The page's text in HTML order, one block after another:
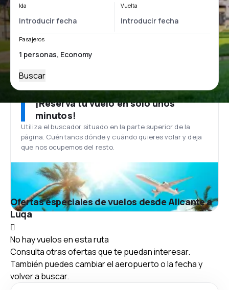
Ida Vuelta
Pasajeros
Buscar
¡Reserva tu vuelo en solo unos
minutos!
Utiliza el buscador situado en la parte superior de la
página. Cuéntanos dónde y cuándo quieres volar y deja
que nos ocupemos del resto.
Ofertas especiales de vuelos desde Alicante a
Luqa
No hay vuelos en esta ruta
Consulta otras ofertas que te puedan interesar.
También puedes cambiar el aeropuerto o la fecha y
volver a buscar.